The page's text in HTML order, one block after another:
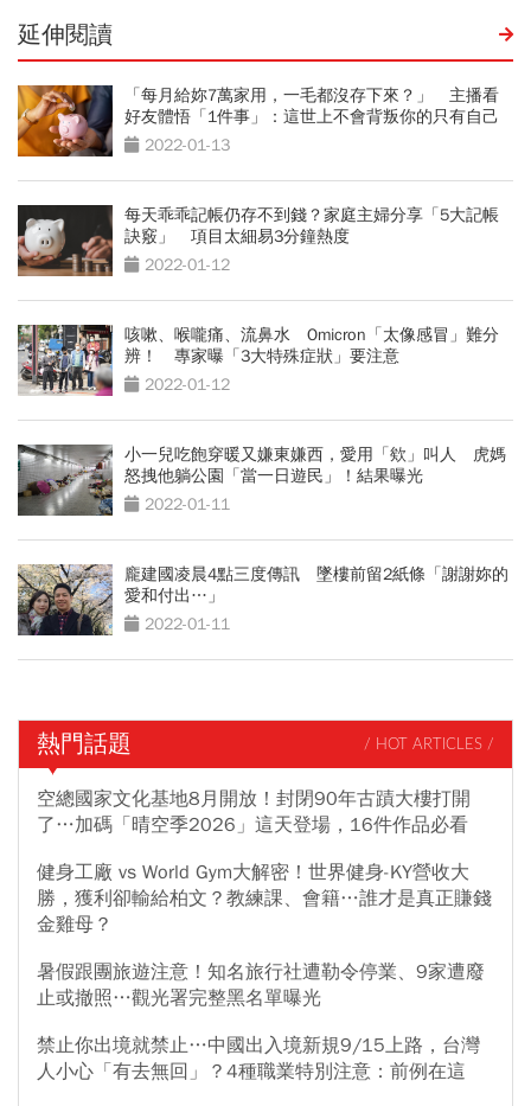
延伸閱讀
「每月給妳7萬家用，一毛都沒存下來？」 主播看
好友體悟「1件事」：這世上不會背叛你的只有自己
2022-01-13
每天乖乖記帳仍存不到錢？家庭主婦分享「5大記帳
訣竅」 項目太細易3分鐘熱度
2022-01-12
咳嗽、喉嚨痛、流鼻水 Omicron「太像感冒」難分
辨！ 專家曝「3大特殊症狀」要注意
2022-01-12
小一兒吃飽穿暖又嫌東嫌西，愛用「欸」叫人 虎媽
怒拽他躺公園「當一日遊民」！結果曝光
2022-01-11
龐建國凌晨4點三度傳訊 墜樓前留2紙條「謝謝妳的
愛和付出…」
2022-01-11
熱門話題 / HOT ARTICLES /
空總國家文化基地8月開放！封閉90年古蹟大樓打開
了…加碼「晴空季2026」這天登場，16件作品必看
健身工廠 vs World Gym大解密！世界健身-KY營收大
勝，獲利卻輸給柏文？教練課、會籍…誰才是真正賺錢
金雞母？
暑假跟團旅遊注意！知名旅行社遭勒令停業、9家遭廢
止或撤照…觀光署完整黑名單曝光
禁止你出境就禁止…中國出入境新規9/15上路，台灣
人小心「有去無回」？4種職業特別注意：前例在這